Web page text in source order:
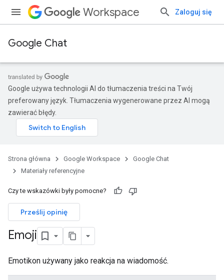
Workspace Zaloguj się
Google Chat
Google używa technologii AI do tłumaczenia treści na Twój
preferowany język. Tłumaczenia wygenerowane przez AI mogą
zawierać błędy.
Strona główna Google Workspace
Google Chat
Materiały referencyjne
Czy te wskazówki były pomocne?
Prześlij opinię
Emoji
Emotikon używany jako reakcja na wiadomość.